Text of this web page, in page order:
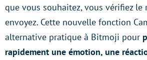
que vous souhaitez, vous vérifiez le
envoyez. Cette nouvelle fonction
alternative pratique à Bitmoji pour
rapidement une émotion, une